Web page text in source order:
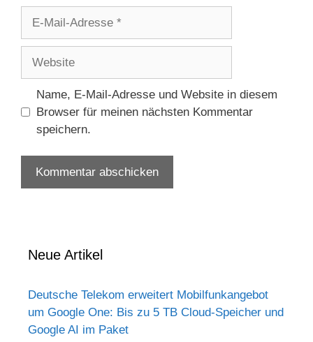
Adresse
Name, E-Mail-Adresse und Website in diesem
Browser für meinen nächsten Kommentar
speichern.
Neue Artikel
Deutsche Telekom erweitert Mobilfunkangebot
um Google One: Bis zu 5 TB Cloud-Speicher und
Google AI im Paket